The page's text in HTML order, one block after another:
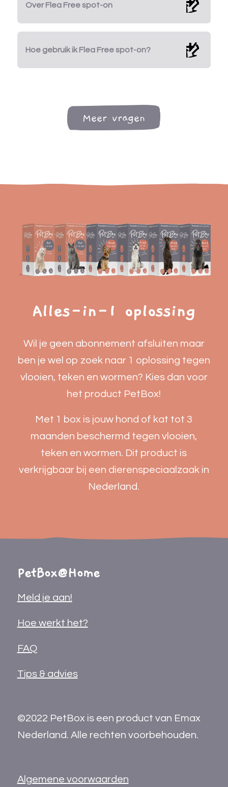
Over Flea Free spot-on
Hoe gebruik ik Flea Free spot-on?
Meer vragen
Alles-in-1 oplossing
Wil je geen abonnement afsluiten maar
ben je wel op zoek naar 1 oplossing tegen
vlooien, teken en wormen? Kies dan voor
het product PetBox!
Met 1 box is jouw hond of kat tot 3
maanden beschermd tegen vlooien,
teken en wormen. Dit product is
verkrijgbaar bij een dierenspeciaalzaak in
Nederland.
PetBox@Home
Meld je aan!
Hoe werkt het?
FAQ
Tips & advies
©2022 PetBox is een product van Emax
Nederland. Alle rechten voorbehouden.
Algemene voorwaarden